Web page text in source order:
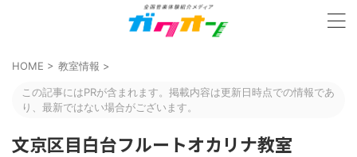
HOME > 教室情報 >
この記事にはPRが含まれます。掲載内容は更新日時点での情報であ
り、最新ではない場合がございます。
文京区目白台フルートオカリナ教室